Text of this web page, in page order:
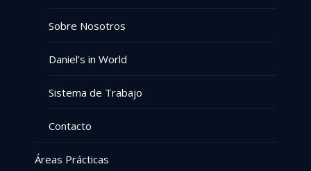
Sobre Nosotros
Daniel’s in World
Sistema de Trabajo
Contacto
Áreas Prácticas